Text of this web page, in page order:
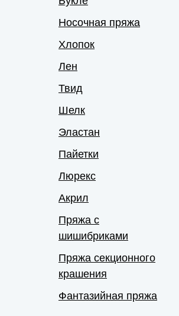
Носочная пряжа
Хлопок
Лен
Твид
Шелк
Эластан
Пайетки
Люрекс
Акрил
Пряжа с
шишибриками
Пряжа секционного
крашения
Фантазийная пряжа